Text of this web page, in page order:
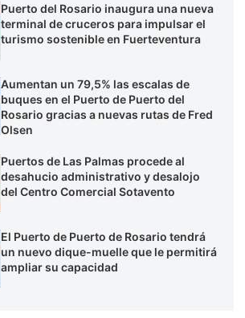
Puerto del Rosario inaugura una nueva
terminal de cruceros para impulsar el
turismo sostenible en Fuerteventura
Aumentan un 79,5% las escalas de
buques en el Puerto de Puerto del
Rosario gracias a nuevas rutas de Fred
Olsen
Puertos de Las Palmas procede al
desahucio administrativo y desalojo
del Centro Comercial Sotavento
El Puerto de Puerto de Rosario tendrá
un nuevo dique-muelle que le permitirá
ampliar su capacidad